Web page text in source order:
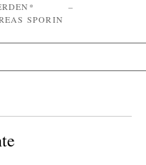
– H
SPORIN